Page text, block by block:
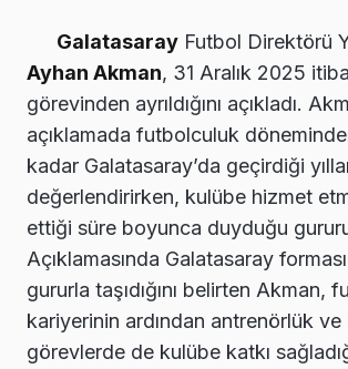
Galatasaray Futbol Direktörü
Ayhan Akman, 31 Aralık 2025
görevinden ayrıldığını açıkladı.
açıklamada futbolculuk
kadar Galatasaray’da geçirdiği
değerlendirirken, kulübe hizmet
ettiği süre boyunca duyduğu
Açıklamasında Galatasaray
gururla taşıdığını belirten Akman,
kariyerinin ardından antrenörlük ve
görevlerde de kulübe katkı